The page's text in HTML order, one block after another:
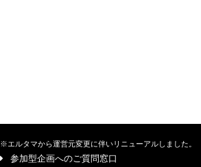
※エルタマから運営元変更に伴いリニューアルしました。
参加型企画へのご質問窓口